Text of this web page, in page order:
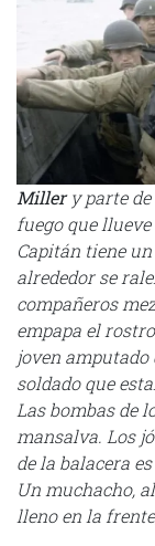
Millery parte
fuego que
Capitán tiene
alrededor se
compañeros
empapa el
joven amputado
soldado que
Las bombas de
mansalva. Los
de la balacera
Un muchacho,
lleno en la